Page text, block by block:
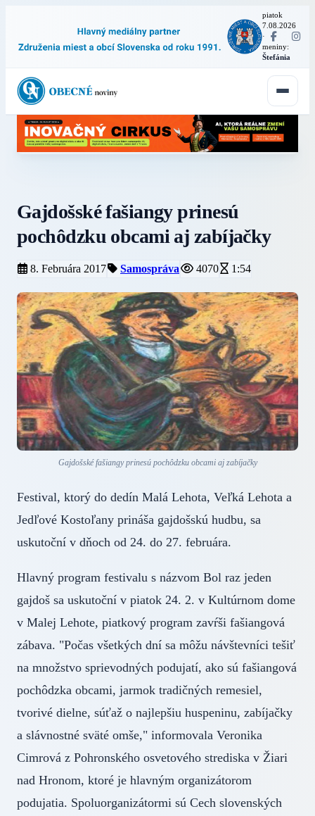
piatok
7.08.2026
·
meniny:
Štefánia
Gajdošské fašiangy prinesú
pochôdzku obcami aj zabíjačky
8. Februára 2017 Samospráva 4070 1:54
Gajdošské fašiangy prinesú pochôdzku obcami aj zabíjačky
Festival, ktorý do dedín Malá Lehota, Veľká Lehota a
Jedľové Kostoľany prináša gajdošskú hudbu, sa
uskutoční v dňoch od 24. do 27. februára.
Hlavný program festivalu s názvom Bol raz jeden
gajdoš sa uskutoční v piatok 24. 2. v Kultúrnom dome
v Malej Lehote, piatkový program zavŕši fašiangová
zábava. "Počas všetkých dní sa môžu návštevníci tešiť
na množstvo sprievodných podujatí, ako sú fašiangová
pochôdzka obcami, jarmok tradičných remesiel,
tvorivé dielne, súťaž o najlepšiu huspeninu, zabíjačky
a slávnostné sväté omše," informovala Veronika
Cimrová z Pohronského osvetového strediska v Žiari
nad Hronom, ktoré je hlavným organizátorom
podujatia. Spoluorganizátormi sú Cech slovenských